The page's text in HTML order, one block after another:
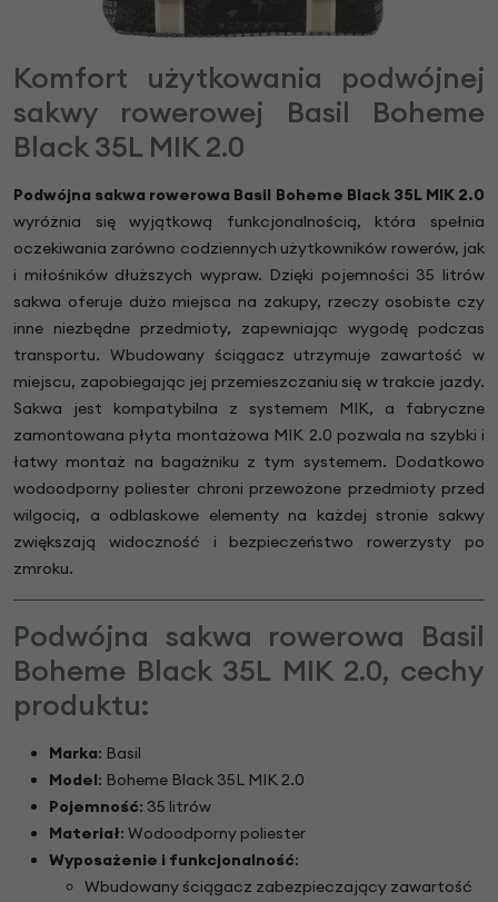
Komfort użytkowania podwójnej
sakwy rowerowej Basil Boheme
Black 35L MIK 2.0
Podwójna sakwa rowerowa Basil Boheme Black 35L MIK 2.0
wyróżnia się wyjątkową funkcjonalnością, która spełnia
oczekiwania zarówno codziennych użytkowników rowerów, jak
i miłośników dłuższych wypraw. Dzięki pojemności 35 litrów
sakwa oferuje dużo miejsca na zakupy, rzeczy osobiste czy
inne niezbędne przedmioty, zapewniając wygodę podczas
transportu. Wbudowany ściągacz utrzymuje zawartość w
miejscu, zapobiegając jej przemieszczaniu się w trakcie jazdy.
Sakwa jest kompatybilna z systemem MIK, a fabryczne
zamontowana płyta montażowa MIK 2.0 pozwala na szybki i
łatwy montaż na bagażniku z tym systemem. Dodatkowo
wodoodporny poliester chroni przewożone przedmioty przed
wilgocią, a odblaskowe elementy na każdej stronie sakwy
zwiększają widoczność i bezpieczeństwo rowerzysty po
zmroku.
Podwójna sakwa rowerowa Basil
Boheme Black 35L MIK 2.0, cechy
produktu:
Marka: Basil
Model: Boheme Black 35L MIK 2.0
Pojemność: 35 litrów
Materiał: Wodoodporny poliester
Wyposażenie i funkcjonalność:
Wbudowany ściągacz zabezpieczający zawartość